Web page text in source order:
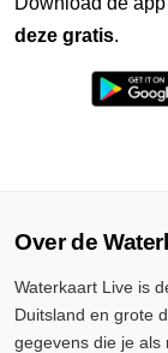
deze gratis.
Over de
Waterkaart Live is
Duitsland en grote
gegevens die je als